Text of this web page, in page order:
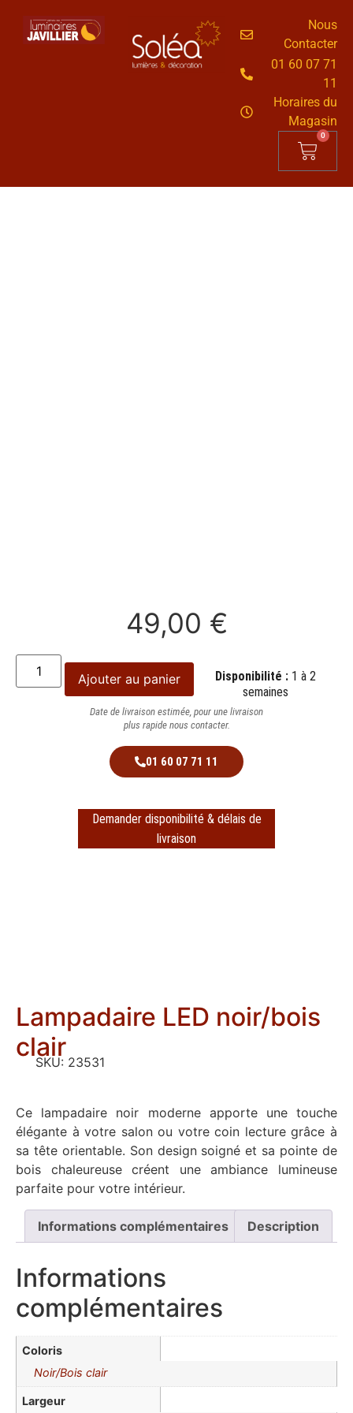
Nous
Contacter
01 60 07 71
11
Horaires du
Magasin
0
49,00 €
Ajouter au panier Disponibilité : 1 à 2
semaines
Date de livraison estimée, pour une livraison
plus rapide nous contacter.
01 60 07 71 11
Demander disponibilité & délais de
livraison
Lampadaire LED noir/bois
clair
SKU: 23531
Ce lampadaire noir moderne apporte une touche
élégante à votre salon ou votre coin lecture grâce à
sa tête orientable. Son design soigné et sa pointe de
bois chaleureuse créent une ambiance lumineuse
parfaite pour votre intérieur.
Informations complémentaires Description
Informations
complémentaires
Coloris
Noir/Bois clair
Largeur